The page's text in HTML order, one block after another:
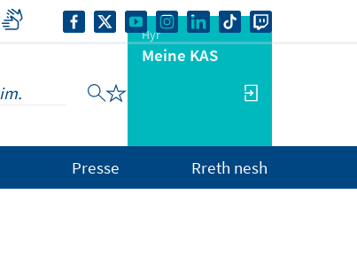
Hyr
Meine KAS
Presse Rreth nesh